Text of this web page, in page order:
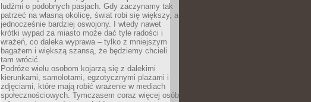
ludźmi o podobnych pasjach. Gdy zaczynamy tak
patrzeć na własną okolicę, świat robi się większy, a
jednocześnie bardziej oswojony. I wtedy nawet
krótki wypad za miasto może dać tyle radości i
wrażeń, co daleka wyprawa – tylko z mniejszym
bagażem i większą szansą, że będziemy chcieli
tam wrócić.
Podróże wielu osobom kojarzą się z dalekimi
kierunkami, samolotami, egzotycznymi plażami i
zdjęciami, które mają robić wrażenie w mediach
społecznościowych. Tymczasem coraz więcej osób